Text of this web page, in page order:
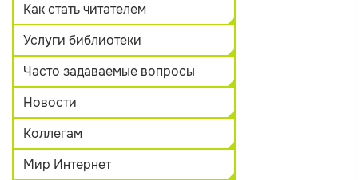
Как стать читателем
Услуги библиотеки
Часто задаваемые вопросы
Новости
Коллегам
Мир Интернет